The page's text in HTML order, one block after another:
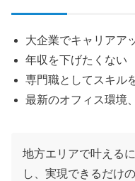
大企業でキャリアア
年収を下げたくない
専門職としてスキル
最新のオフィス環境
地方エリアで叶える
し、実現できるだけ